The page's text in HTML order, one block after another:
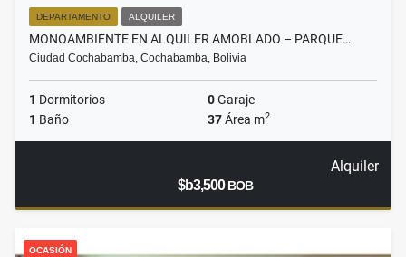
DEPARTAMENTO ALQUILER
MONOAMBIENTE EN ALQUILER AMOBLADO – PARQUE…
Ciudad Cochabamba, Cochabamba, Bolivia
1 Dormitorios 0Garaje
1 Baño 37Área m2
Alquiler
$b3,500BOB
OCASIÓN